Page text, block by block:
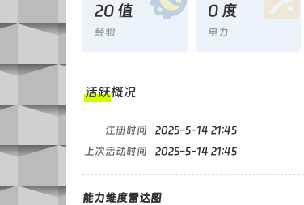
20 值
经验
0 度
电力
活跃概况
注册时间 2025-5-14 21:45
上次活动时间
2025-5-14 21:45
能力维度雷达图